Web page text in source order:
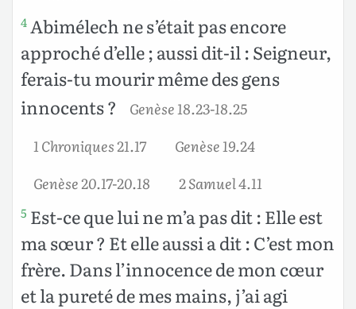
4Abimélech ne s’était pas encore
approché d’elle ; aussi dit-il : Seigneur,
ferais-tu mourir même des gens
innocents ?
Genèse 18.23-18.25
1 Chroniques 21.17
Genèse 19.24
Genèse 20.17-20.18
2 Samuel 4.11
5 Est-ce que lui ne m’a pas dit : Elle est
ma sœur ? Et elle aussi a dit : C’est mon
frère. Dans l’innocence de mon cœur
et la pureté de mes mains, j’ai agi